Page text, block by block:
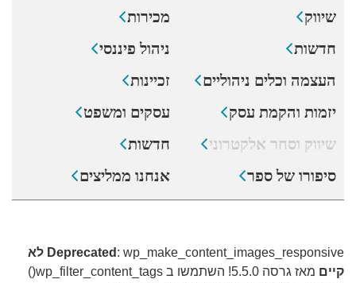
שיווק
מכירות
חדשות
ניהול פיננסי
העצמה וכלים ניהוליים
זכיינות
יזמות והקמת עסק
עסקים ומשפט
שיווק וסחר אלקטרוני
חדשות
סיפורו של ספר
אנחנו ממליצים
Deprecated : wp_make_content_images_responsive
לא
קיים
מאז גרסה 5.5.0! השתמשו ב wp_filter_content_tags()